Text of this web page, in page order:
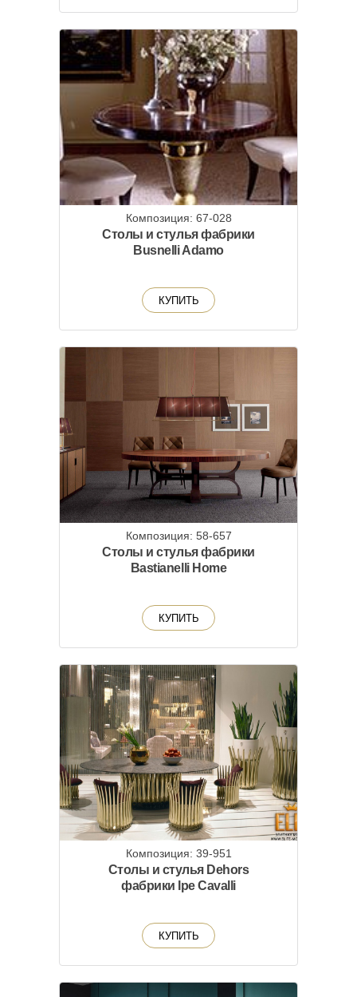
Композиция: 67-028
Столы и стулья фабрики
Busnelli Adamo
КУПИТЬ
Композиция: 58-657
Столы и стулья фабрики
Bastianelli Home
КУПИТЬ
Композиция: 39-951
Столы и стулья Dehors
фабрики Ipe Cavalli
КУПИТЬ